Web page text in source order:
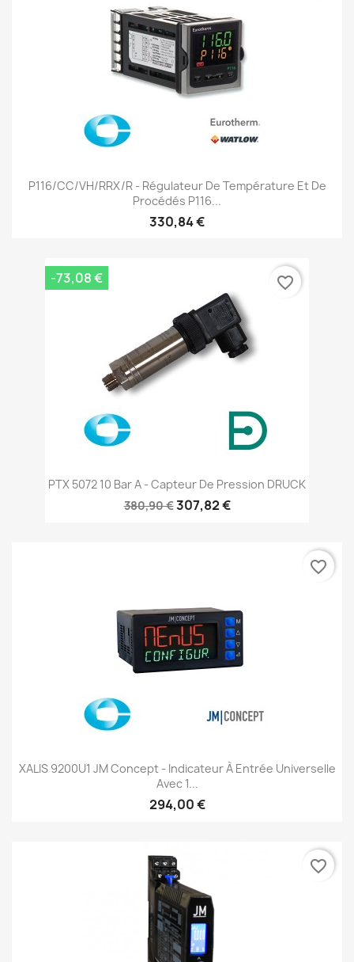
P116/CC/VH/RRX/R - Régulateur De Température Et De
Procédés P116...
330,84 €
PTX 5072 10 Bar A - Capteur De Pression DRUCK
380,90 €307,82 €
-73,08 € favorite_border
XALIS 9200U1 JM Concept - Indicateur À Entrée Universelle
Avec 1...
294,00 €
favorite_border
favorite_border